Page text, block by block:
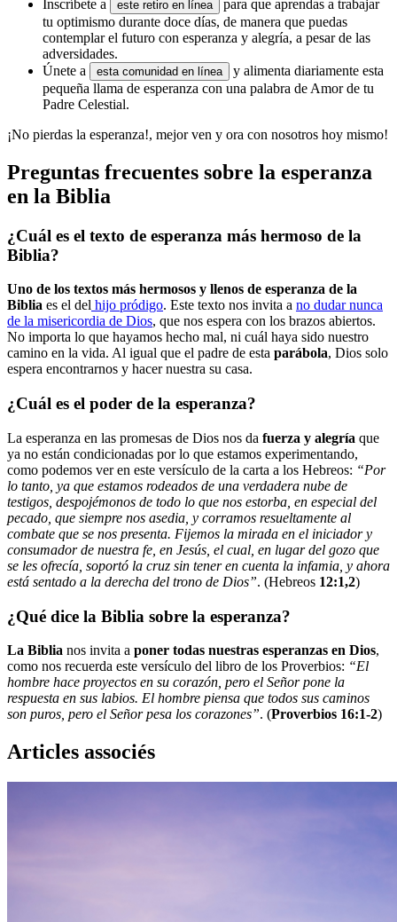
Inscríbete a este retiro en línea
para que aprendas a trabajar
tu optimismo durante doce días, de manera que puedas
contemplar el futuro con esperanza y alegría, a pesar de las
adversidades.
Únete a
esta comunidad en línea
y alimenta diariamente esta
pequeña llama de esperanza con una palabra de Amor de tu
Padre Celestial.
¡No pierdas la esperanza!, mejor ven y ora con nosotros hoy mismo!
Preguntas frecuentes sobre la esperanza
en la Biblia
¿Cuál es el texto de esperanza más hermoso de la
Biblia?
Uno de los textos más hermosos y llenos de esperanza de la
Biblia es el del hijo pródigo. Este texto nos invita a no dudar nunca
de la misericordia de Dios, que nos espera con los brazos abiertos.
No importa lo que hayamos hecho mal, ni cuál haya sido nuestro
camino en la vida. Al igual que el padre de esta parábola, Dios solo
espera encontrarnos y hacer nuestra su casa.
¿Cuál es el poder de la esperanza?
La esperanza en las promesas de Dios nos da fuerza y alegría que
ya no están condicionadas por lo que estamos experimentando,
como podemos ver en este versículo de la carta a los Hebreos: “Por
lo tanto, ya que estamos rodeados de una verdadera nube de
testigos, despojémonos de todo lo que nos estorba, en especial del
pecado, que siempre nos asedia, y corramos resueltamente al
combate que se nos presenta. Fijemos la mirada en el iniciador y
consumador de nuestra fe, en Jesús, el cual, en lugar del gozo que
se les ofrecía, soportó la cruz sin tener en cuenta la infamia, y ahora
está sentado a la derecha del trono de Dios”. (Hebreos 12:1,2)
¿Qué dice la Biblia sobre la esperanza?
La Biblia nos invita a poner todas nuestras esperanzas en Dios,
como nos recuerda este versículo del libro de los Proverbios: “El
hombre hace proyectos en su corazón, pero el Señor pone la
respuesta en sus labios. El hombre piensa que todos sus caminos
son puros, pero el Señor pesa los corazones”. (Proverbios 16:1-2)
Articles associés